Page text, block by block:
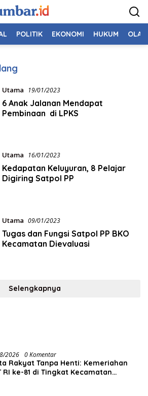
POLITIK EKONOMI HUKUM
Utama 19/01/2023
6 Anak Jalanan Mendapat
Pembinaan di LPKS
Utama 16/01/2023
Kedapatan Keluyuran, 8 Pelajar
Digiring Satpol PP
Utama 09/01/2023
Tugas dan Fungsi Satpol PP BKO
Kecamatan Dievaluasi
Selengkapnya
2026 0 Komentar
Rakyat Tanpa Henti: Kemeriahan
RI ke-81 di Tingkat Kecamatan